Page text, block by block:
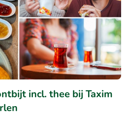
incl. thee bij Taxim